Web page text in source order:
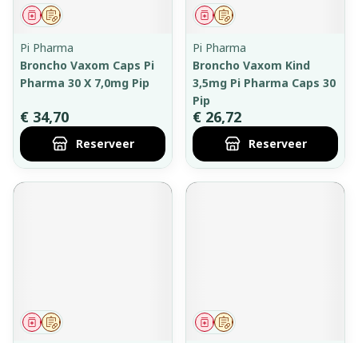
Op voorschrift
Geneesmiddel
Pi Pharma
Broncho Vaxom Caps Pi
Pharma 30 X 7,0mg Pip
€ 34,70
Reserveer
Op voorschrift
Geneesmiddel
Pi Pharma
Broncho Vaxom Kind
3,5mg Pi Pharma Caps 30
Pip
€ 26,72
Reserveer
Op voorschrift
Geneesmiddel Op voorschrift
Geneesmiddel